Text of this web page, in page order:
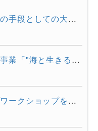
【学内セミナー】「社会実装の手段としての大学発スタートアップ...
気仙沼市・東京海洋大学連携事業「"海と生きる"連続水産セミナー...
東京海洋大学スタートアップワークショップを開催しました。